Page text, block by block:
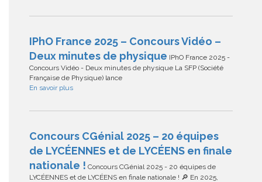
IPhO France 2025 – Concours Vidéo –
Deux minutes de physique IPhO France 2025 -
Concours Vidéo - Deux minutes de physique La SFP (Société
Française de Physique) lance
En savoir plus
Concours CGénial 2025 – 20 équipes
de LYCÉENNES et de LYCÉENS en finale
nationale ! Concours CGénial 2025 - 20 équipes de
LYCÉENNES et de LYCÉENS en finale nationale ! 🔎 En 2025,